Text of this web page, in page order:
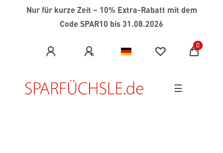
Nur für kurze Zeit – 10% Extra-Rabatt mit dem
Code SPAR10 bis 31.08.2026
0
☰